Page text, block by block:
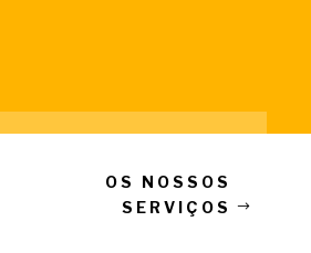
OS NOSSOS
SERVIÇOS